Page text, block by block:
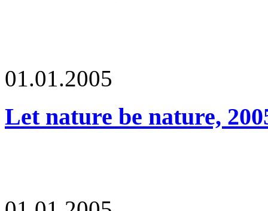
01.01.2005
Let nature be nature,